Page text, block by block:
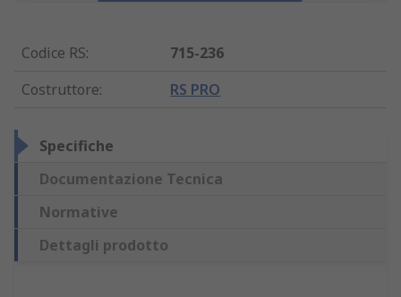
Codice RS:
715-236
Costruttore: RS PRO
Specifiche
Documentazione Tecnica
Normative
Dettagli prodotto